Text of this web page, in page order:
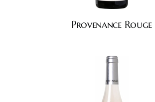
Provenance Rouge